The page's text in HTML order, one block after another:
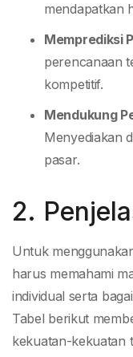
mendapatkan
Memprediksi
perencanaan
kompetitif.
Mendukung
Menyediakan
pasar.
2.
Untuk
harus memahami
individual serta
Tabel berikut
kekuatan-kekuatan